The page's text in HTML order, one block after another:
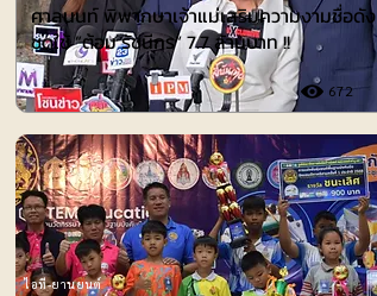
ศาลนนท์ พิพากษาเจ้าแม่เสริมความงามชื่อดัง
ชดใช้ ”ต้อม รัชนีกร“ 7.7 ล้านบาท !!
672
ไอที-ยานยนต์